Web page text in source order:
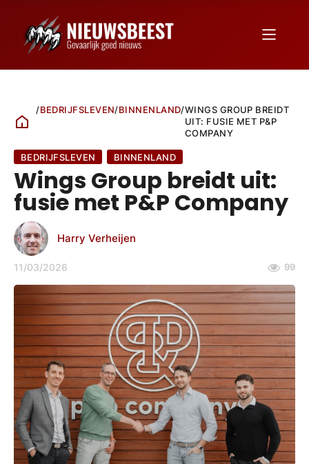
/BEDRIJFSLEVEN/BINNENLAND/WINGS GROUP BREIDT
UIT: FUSIE MET P&P
COMPANY
BEDRIJFSLEVEN BINNENLAND
Wings Group breidt uit:
fusie met P&P Company
Harry Verheijen
11/03/2026 99